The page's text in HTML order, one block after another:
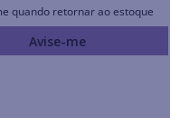
quando retornar ao estoque
Avise-me